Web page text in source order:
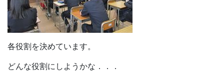
各役割を決めています。
どんな役割にしようかな．．．